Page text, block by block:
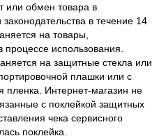
или обмен товара в
в течение 14
на товары,
использования.
на защитные стекла или
плашки или с
пленка.
Интернет-магазин не
с поклейкой защитных
чека сервисного
поклейка.